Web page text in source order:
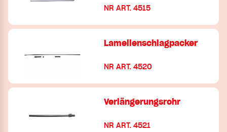
NR ART. 4515
Lamellenschlagpacker
NR ART. 4520
Verlängerungsrohr
NR ART. 4521